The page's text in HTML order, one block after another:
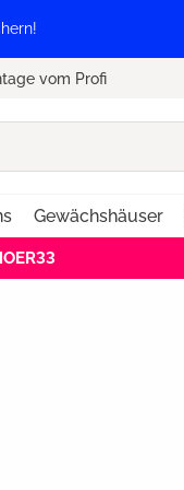
vom Profi
Gewächshäuser